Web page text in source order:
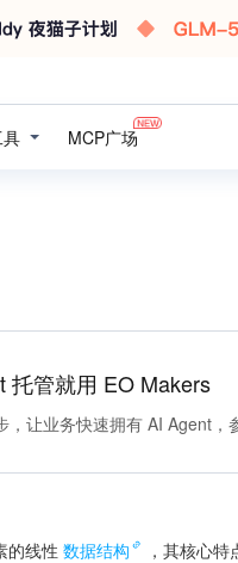
具 MCP广场
托管就用 EO Makers
，让业务快速拥有 AI Agent，
的线性 数据结构
，其核心